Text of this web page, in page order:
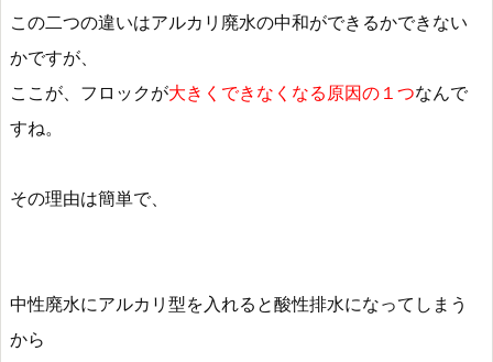
この二つの違いはアルカリ廃水の中和ができるかできない
かですが、
ここが、フロックが大きくできなくなる原因の１つなんで
すね。
その理由は簡単で、
中性廃水にアルカリ型を入れると酸性排水になってしまう
から